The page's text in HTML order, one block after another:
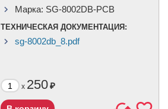
Марка: SG-8002DB-PCB
ТЕХНИЧЕСКАЯ ДОКУМЕНТАЦИЯ:
sg-8002db_8.pdf
x 250₽